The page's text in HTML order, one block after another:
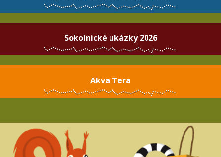
Sokolnické ukázky 2026
Akva Tera